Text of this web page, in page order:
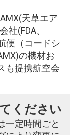
天草エア
社(FDA、
便（コードシ
の機材お
も提携航空会
ください
一定時間ごと